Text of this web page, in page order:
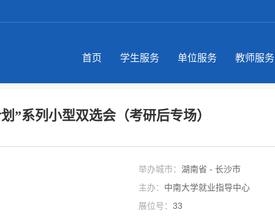
首页 学生服务 单位服务 教师服务
”系列小型双选会（考研后专场）
举办城市：湖南省 - 长沙市
主办： 中南大学就业指导中心
展位号：33